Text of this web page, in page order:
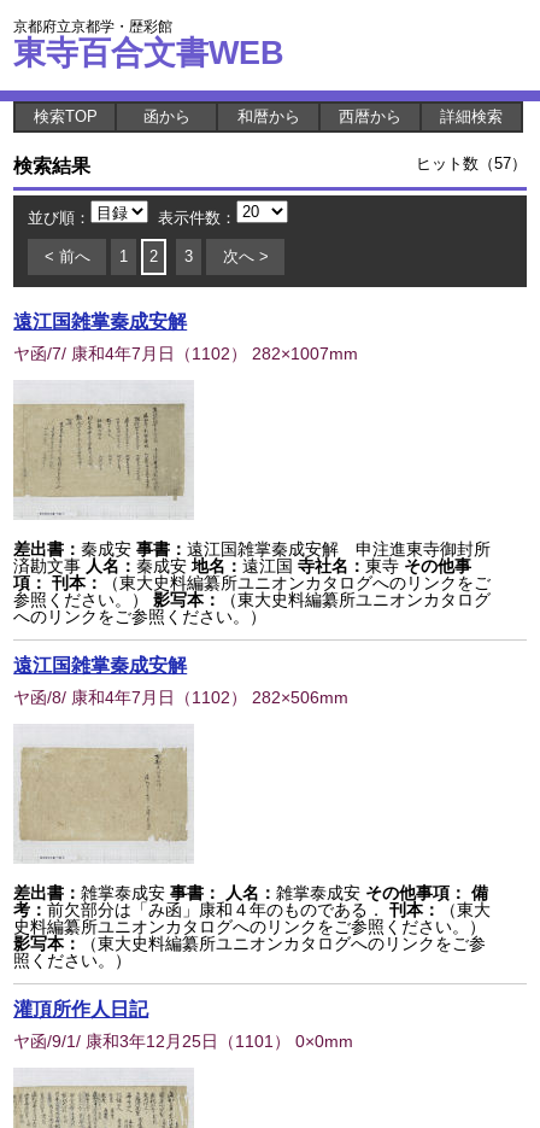
京都府立京都学・歴彩館
東寺百合文書WEB
検索TOP 函から 和暦から 西暦から 詳細検索
検索結果 ヒット数（57）
並び順： 表示件数：
< 前へ 1 2 3 次へ >
遠江国雑掌秦成安解
ヤ函/7/ 康和4年7月日 （1102） 282×1007mm
差出書：秦成安 事書：遠江国雑掌秦成安解 申注進東寺御封所
済勘文事 人名：秦成安 地名：遠江国 寺社名：東寺 その他事
項： 刊本：
（東大史料編纂所ユニオンカタログへのリンクをご
参照ください。）
影写本：
（東大史料編纂所ユニオンカタログ
へのリンクをご参照ください。）
遠江国雑掌秦成安解
ヤ函/8/ 康和4年7月日 （1102） 282×506mm
差出書：雑掌泰成安 事書： 人名：雑掌泰成安 その他事項： 備
考：前欠部分は「み函」康和４年のものである． 刊本：
（東大
史料編纂所ユニオンカタログへのリンクをご参照ください。）
影写本：
（東大史料編纂所ユニオンカタログへのリンクをご参
照ください。）
灌頂所作人日記
ヤ函/9/1/ 康和3年12月25日 （1101 ） 0×0mm